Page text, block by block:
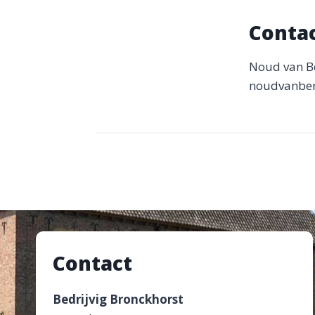
Noud van
Contact
Bedrijvig Bronckhorst